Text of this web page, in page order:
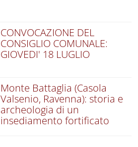
CONVOCAZIONE DEL
CONSIGLIO COMUNALE:
GIOVEDI' 18 LUGLIO
Monte Battaglia (Casola
Valsenio, Ravenna): storia e
archeologia di un
insediamento fortificato